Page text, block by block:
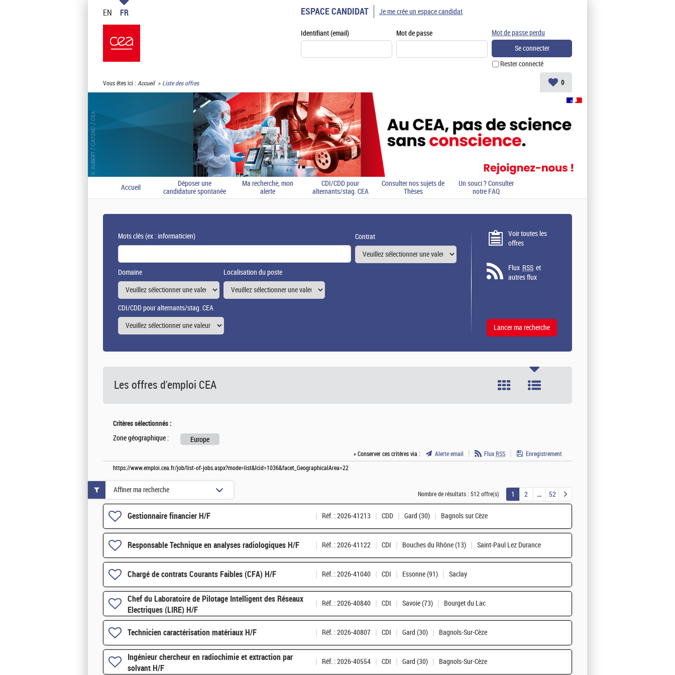
EN FR ESPACE CANDIDAT
Identifiant (email) Mot de passe
Rester connecté
Mot de passe perdu
Je me crée un espace candidat
Vous êtes ici : Accueil Liste des offres 0
Accueil
Déposer une
candidature spontanée
Ma recherche, mon
alerte
CDI/CDD pour
alternants/stag. CEA
Consulter nos sujets de
Thèses
Un souci ? Consulter
notre FAQ
Mots clés(ex : informaticien) Contrat
Domaine Localisation du poste
CDI/CDD pour alternants/stag. CEA
Voir toutes les
offres
Flux RSS et
autres flux
Les offres d'emploi CEA
Critères sélectionnés :
Zone géographique : Europe
» Conserver ces critères via : Alerte email Flux RSS
Enregistrement
https://www.emploi.cea.fr/job/list-of-jobs.aspx?mode=list&lcid=1036&facet_GeographicalArea=22
Nombre de résultats : 512 offre(s) 1 2 52
Gestionnaire financier H/F Réf. : 2026-41213 CDD Gard (30) Bagnols sur Cèze
Responsable Technique en analyses radiologiques H/F Réf. : 2026-41122 CDI Bouches du Rhône (13) Saint-Paul Lez Durance
Chargé de contrats Courants Faibles (CFA) H/F Réf. : 2026-41040 CDI Essonne (91) Saclay
Chef du Laboratoire de Pilotage Intelligent des Réseaux
Electriques (LIRE) H/F
Réf. : 2026-40840 CDI Savoie (73) Bourget du Lac
Technicien caractérisation matériaux H/F Réf. : 2026-40807 CDI Gard (30) Bagnols-Sur-Cèze
Ingénieur chercheur en radiochimie et extraction par
solvant H/F
Réf. : 2026-40554 CDI Gard (30) Bagnols-Sur-Cèze
Affiner ma recherche